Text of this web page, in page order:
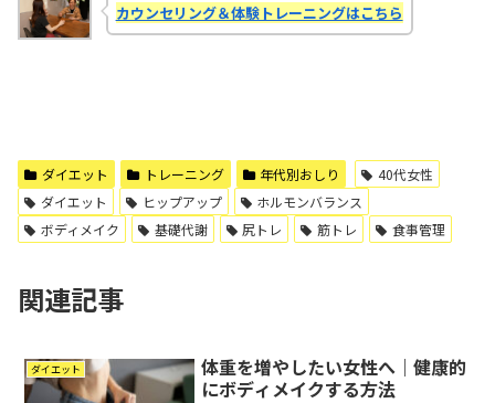
カウンセリング＆体験トレーニングはこちら
ダイエット トレーニング 年代別おしり
40代女性
ダイエット
ヒップアップ
ホルモンバランス
ボディメイク
基礎代謝 尻トレ 筋トレ 食事管理
関連記事
ダイエット
体重を増やしたい女​​性へ｜健康的
にボディメイクする方法